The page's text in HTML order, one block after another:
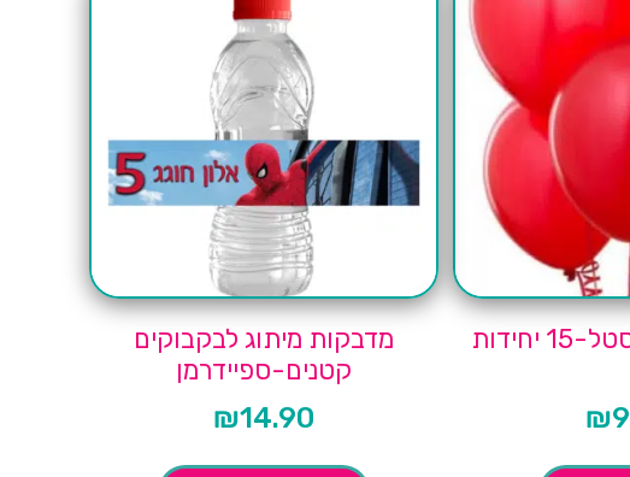
₪
מדבקות מיתוג לבקבוקים
קטנים-ספיידרמן
₪14.90